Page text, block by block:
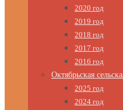
2020 год
2019 год
2018 год
2017 год
2016 год
Октябрьская
2025 год
2024 год